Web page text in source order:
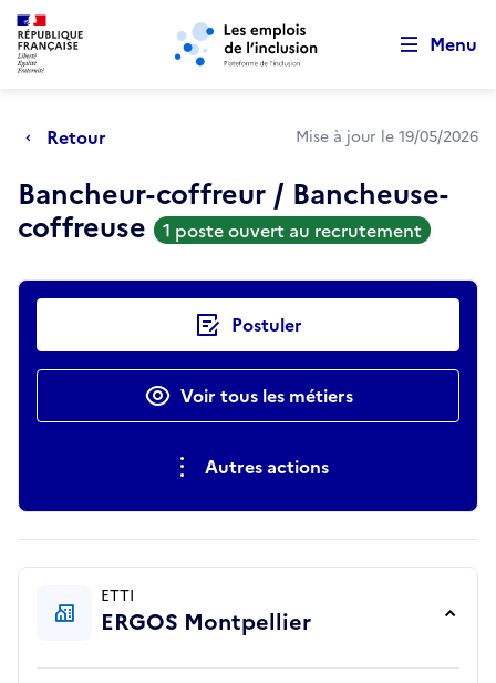
Aller au menu principal Aller au contenu principal
Menu
Retour Mise à jour le 19/05/2026
Bancheur-coffreur / Bancheuse-
coffreuse 1 poste ouvert au recrutement
Actions rapides Postuler
Voir tous les métiers
Autres actions
ETTI
ERGOS Montpellier
Retour au début de la page
Panneau de gestion des cookies